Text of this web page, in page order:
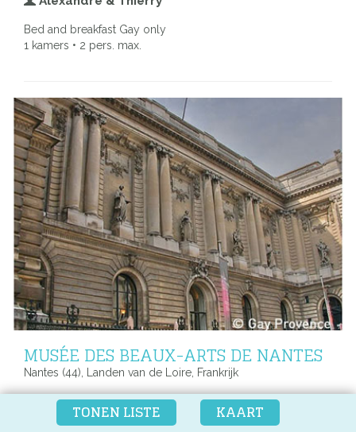
Bed and breakfast Gay only
1 kamers • 2 pers. max.
MUSÉE DES BEAUX-ARTS DE NANTES
Nantes (44), Landen van de Loire, Frankrijk
Museum Gay-Friendly
TONEN LISTE KAART